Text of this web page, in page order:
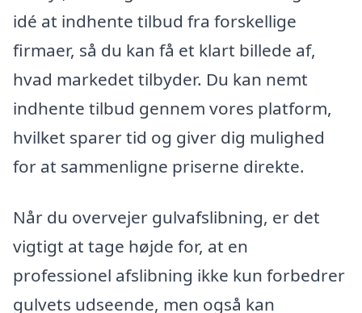
idé at indhente tilbud fra forskellige
firmaer, så du kan få et klart billede af,
hvad markedet tilbyder. Du kan nemt
indhente tilbud gennem vores platform,
hvilket sparer tid og giver dig mulighed
for at sammenligne priserne direkte.
Når du overvejer gulvafslibning, er det
vigtigt at tage højde for, at en
professionel afslibning ikke kun forbedrer
gulvets udseende, men også kan